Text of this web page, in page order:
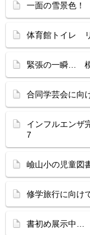
一面の雪景色
体育館トイレ
緊張の一瞬…
合同学芸会に
インフルエンザ
7
嶮山小の児童
修学旅行に向
書初め展示中…